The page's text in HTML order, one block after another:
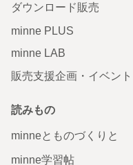
ダウンロード販売
minne PLUS
minne LAB
販売支援企画・イベント
読みもの
minneとものづくりと
minne学習帖